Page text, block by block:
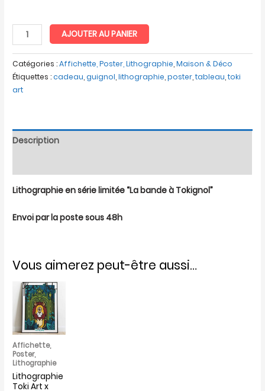
AJOUTER AU PANIER
Catégories :Affichette, Poster, Lithographie ,Maison & Déco
Étiquettes :cadeau ,guignol ,lithographie ,poster ,tableau ,toki
art
Description
Lithographie en série limitée “La bande à Tokignol”
Envoi par la poste sous 48h
Vous aimerez peut-être aussi…
Affichette,
Poster,
Lithographie
Lithographie
Toki Art x